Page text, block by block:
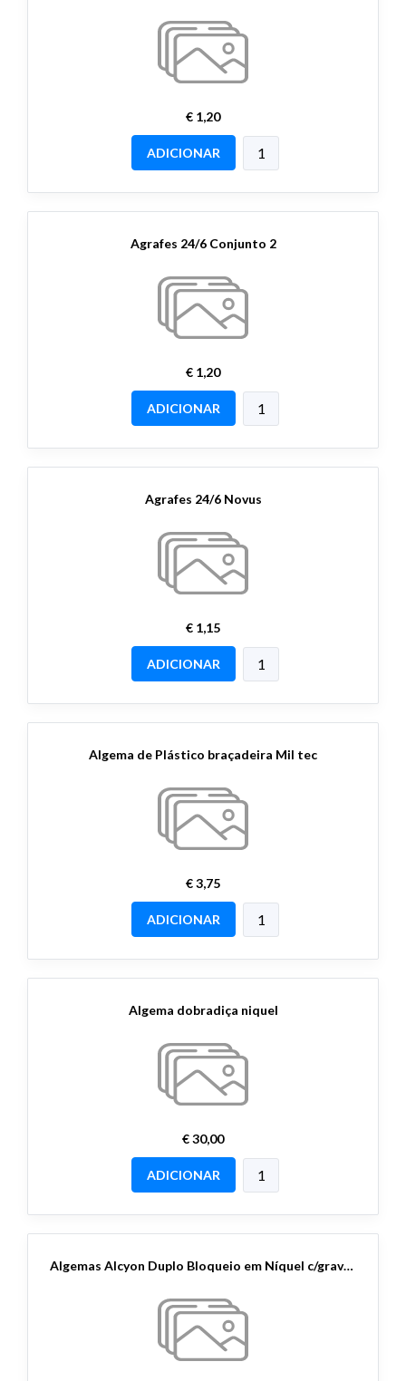
€ 1,20
ADICIONAR
Agrafes 24/6 Conjunto 2
€ 1,20
ADICIONAR
Agrafes 24/6 Novus
€ 1,15
ADICIONAR
Algema de Plástico braçadeira Mil tec
€ 3,75
ADICIONAR
Algema dobradiça niquel
€ 30,00
ADICIONAR
Algemas Alcyon Duplo Bloqueio em Níquel c/gravação "Bem Vindo"